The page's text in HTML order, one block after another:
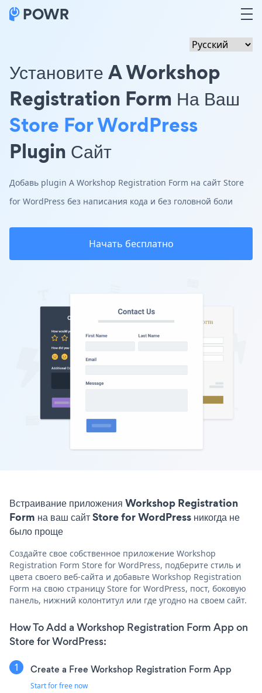
Установите A Workshop
Registration Form На Ваш
Store For WordPress
Plugin Сайт
Добавь plugin A Workshop Registration Form на сайт Store
for WordPress без написания кода и без головной боли
Начать бесплатно
Встраивание приложения Workshop Registration
Form на ваш сайт Store for WordPress никогда не
было проще
Создайте свое собственное приложение Workshop
Registration Form Store for WordPress, подберите стиль и
цвета своего веб-сайта и добавьте Workshop Registration
Form на свою страницу Store for WordPress, пост, боковую
панель, нижний колонтитул или где угодно на своем сайт.
How To Add a Workshop Registration Form App on
Store for WordPress:
Create a Free Workshop Registration Form App
Start for free now